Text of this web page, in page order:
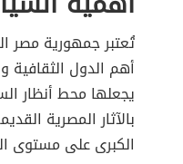
تُعتبر جمهورية مصر
أهم الدول
يجعلها محط أنظار
بالآثار المصرية
الكبرى على مستوى